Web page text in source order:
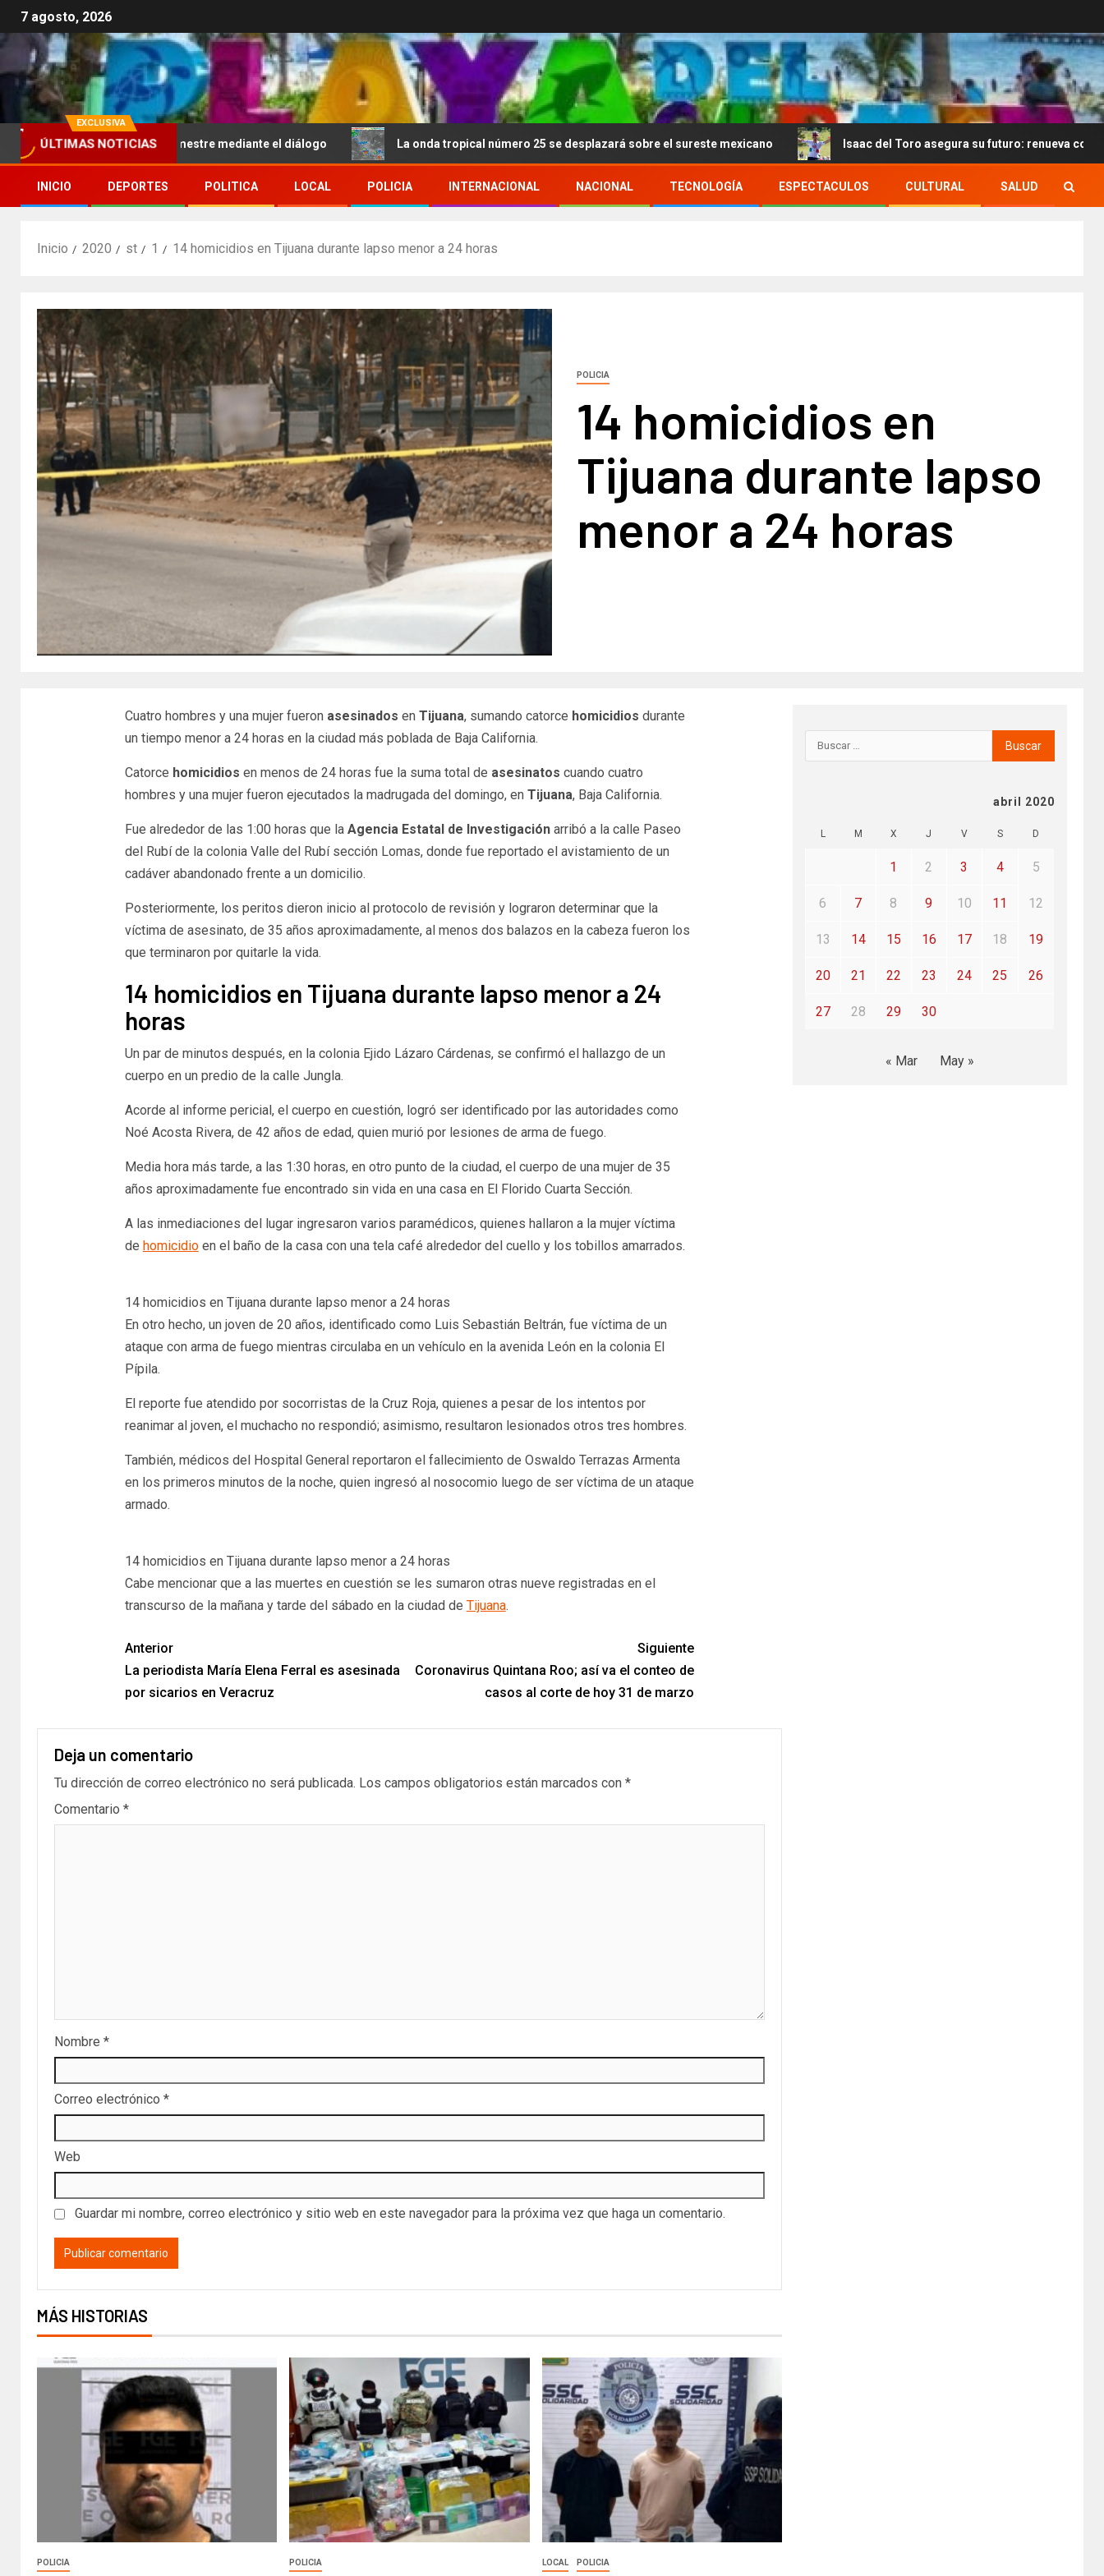
7 agosto, 2026
EXCLUSIVA
ÚLTIMAS NOTICIAS
e inicie el semestre mediante el diálogo La onda tropical número 25 se desplazará sobre el sureste mexicano Isaac del Toro asegura su futuro: renueva con UAE Team
INICIO DEPORTES POLITICA LOCAL POLICIA INTERNACIONAL NACIONAL TECNOLOGÍA ESPECTACULOS CULTURAL SALUD
Inicio 2020 st 1 14 homicidios en Tijuana durante lapso menor a 24 horas
POLICIA
14 homicidios en
Tijuana durante lapso
menor a 24 horas
Cuatro hombres y una mujer fueron asesinados en Tijuana, sumando catorce homicidios durante
un tiempo menor a 24 horas en la ciudad más poblada de Baja California.
Catorce homicidios en menos de 24 horas fue la suma total de asesinatos cuando cuatro
hombres y una mujer fueron ejecutados la madrugada del domingo, en Tijuana, Baja California.
Fue alrededor de las 1:00 horas que la Agencia Estatal de Investigaciónarribó a la calle Paseo
del Rubí de la colonia Valle del Rubí sección Lomas, donde fue reportado el avistamiento de un
cadáver abandonado frente a un domicilio.
Posteriormente, los peritos dieron inicio al protocolo de revisión y lograron determinar que la
víctima de asesinato, de 35 años aproximadamente, al menos dos balazos en la cabeza fueron los
que terminaron por quitarle la vida.
14 homicidios en Tijuana durante lapso menor a 24
horas
Un par de minutos después, en la colonia Ejido Lázaro Cárdenas, se confirmó el hallazgo de un
cuerpo en un predio de la calle Jungla.
Acorde al informe pericial, el cuerpo en cuestión, logró ser identificado por las autoridades como
Noé Acosta Rivera, de 42 años de edad, quien murió por lesiones de arma de fuego.
Media hora más tarde, a las 1:30 horas, en otro punto de la ciudad, el cuerpo de una mujer de 35
años aproximadamente fue encontrado sin vida en una casa en El Florido Cuarta Sección.
A las inmediaciones del lugar ingresaron varios paramédicos, quienes hallaron a la mujer víctima
de homicidioen el baño de la casa con una tela café alrededor del cuello y los tobillos amarrados.
14 homicidios en Tijuana durante lapso menor a 24 horas
En otro hecho, un joven de 20 años, identificado como Luis Sebastián Beltrán, fue víctima de un
ataque con arma de fuego mientras circulaba en un vehículo en la avenida León en la colonia El
Pípila.
El reporte fue atendido por socorristas de la Cruz Roja, quienes a pesar de los intentos por
reanimar al joven, el muchacho no respondió; asimismo, resultaron lesionados otros tres hombres.
También, médicos del Hospital General reportaron el fallecimiento de Oswaldo Terrazas Armenta
en los primeros minutos de la noche, quien ingresó al nosocomio luego de ser víctima de un ataque
armado.
14 homicidios en Tijuana durante lapso menor a 24 horas
Cabe mencionar que a las muertes en cuestión se les sumaron otras nueve registradas en el
transcurso de la mañana y tarde del sábado en la ciudad de Tijuana.
Anterior
La periodista María Elena Ferral es asesinada
por sicarios en Veracruz
Siguiente
Coronavirus Quintana Roo; así va el conteo de
casos al corte de hoy 31 de marzo
Deja un comentario
Tu dirección de correo electrónico no será publicada. Los campos obligatorios están marcados con *
Comentario *
Nombre *
Correo electrónico *
Web
Guardar mi nombre, correo electrónico y sitio web en este navegador para la próxima vez que haga un comentario.
MÁS HISTORIAS
POLICIA POLICIA LOCAL POLICIA
abril 2020
L M X J V S D
1 2 3 4 5
6 7 8 9 10 11 12
13 14 15 16 17 18 19
20 21 22 23 24 25 26
27 28 29 30
« Mar May »